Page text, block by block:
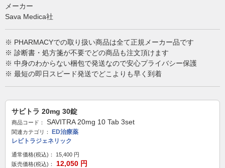
メーカー
Sava Medica社
※ PHARMACYでの取り扱い商品は全て正規メーカー品です
※ 診断書・処方箋が不要でどの商品も注文頂けます
※ 中身のわからない梱包で発送なので安心プライバシー保護
※ 最短の即日スピード発送でどこよりも早く到着
サビトラ 20mg 30錠
商品コード： SAVITRA 20mg 10 Tab 3set
関連カテゴリ：
ED治療薬
レビトラジェネリック
通常価格(税込)： 15,400 円
販売価格(税込)：
12,050 円